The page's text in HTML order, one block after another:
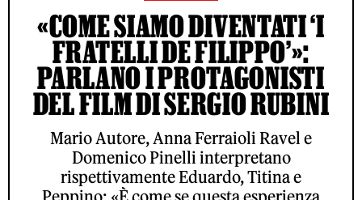
«COME SIAMO DIVENTATI ‘I
FRATELLI DE FILIPPO’»:
PARLANO I PROTAGONISTI
DEL FILM DI SERGIO RUBINI
Mario Autore, Anna Ferraioli Ravel e
Domenico Pinelli interpretano
rispettivamente Eduardo, Titina e